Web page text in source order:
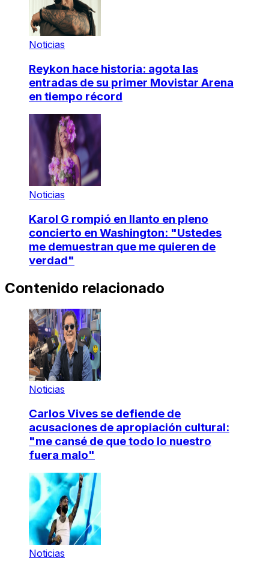
Noticias
Reykon hace historia: agota las
entradas de su primer Movistar Arena
en tiempo récord
Noticias
Karol G rompió en llanto en pleno
concierto en Washington: "Ustedes
me demuestran que me quieren de
verdad"
Contenido relacionado
Noticias
Carlos Vives se defiende de
acusaciones de apropiación cultural:
"me cansé de que todo lo nuestro
fuera malo"
Noticias